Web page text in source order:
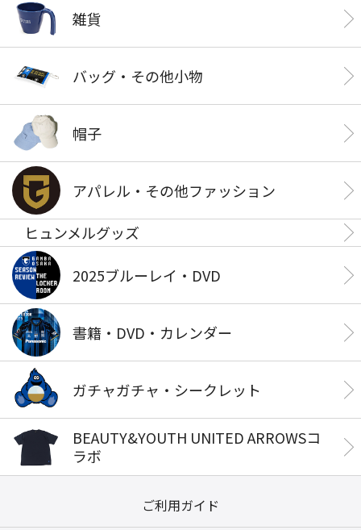
雑貨
バッグ・その他小物
帽子
アパレル・その他ファッション
ヒュンメルグッズ
2025ブルーレイ・DVD
書籍・DVD・カレンダー
ガチャガチャ・シークレット
BEAUTY&YOUTH UNITED ARROWSコ
ラボ
ご利用ガイド